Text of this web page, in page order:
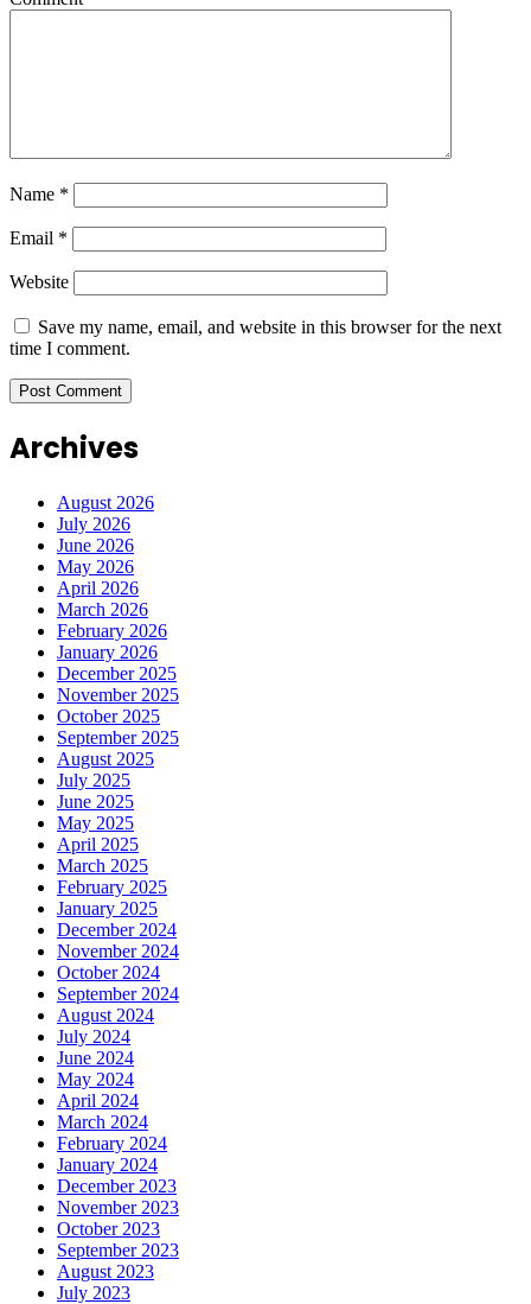
Name *
Email *
Website
Save my name, email, and website in this browser for the next
time I comment.
Archives
August 2026
July 2026
June 2026
May 2026
April 2026
March 2026
February 2026
January 2026
December 2025
November 2025
October 2025
September 2025
August 2025
July 2025
June 2025
May 2025
April 2025
March 2025
February 2025
January 2025
December 2024
November 2024
October 2024
September 2024
August 2024
July 2024
June 2024
May 2024
April 2024
March 2024
February 2024
January 2024
December 2023
November 2023
October 2023
September 2023
August 2023
July 2023